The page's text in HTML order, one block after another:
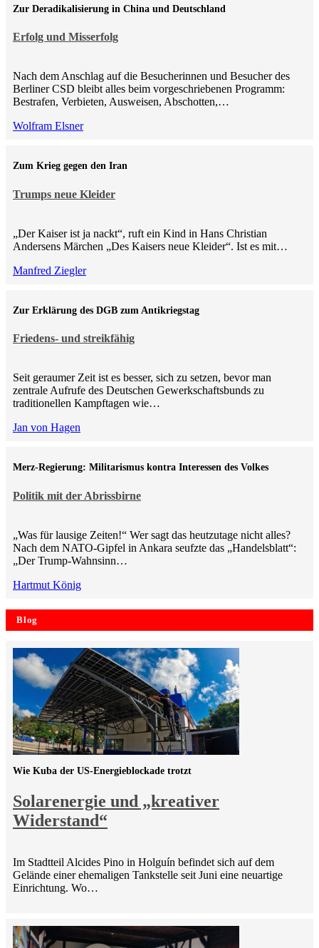
Erfolg und Misserfolg
Zur Deradikalisierung in China und Deutschland
Nach dem Anschlag auf die Besucherinnen und Besucher des
Berliner CSD bleibt alles beim vorgeschriebenen Programm:
Bestrafen, Verbieten, Ausweisen, Abschotten,…
Wolfram Elsner
Trumps neue Kleider
Zum Krieg gegen den Iran
„Der Kaiser ist ja nackt“, ruft ein Kind in Hans Christian
Andersens Märchen „Des Kaisers neue Kleider“. Ist es mit…
Manfred Ziegler
Friedens- und streikfähig
Zur Erklärung des DGB zum Antikriegstag
Seit geraumer Zeit ist es besser, sich zu setzen, bevor man
zentrale Aufrufe des Deutschen Gewerkschaftsbunds zu
traditionellen Kampftagen wie…
Jan von Hagen
Politik mit der Abrissbirne
Merz-Regierung: Militarismus kontra Inte­ressen des Volkes
„Was für lausige Zeiten!“ Wer sagt das heutzutage nicht alles?
Nach dem NATO-Gipfel in Ankara seufzte das „Handelsblatt“:
„Der Trump-Wahnsinn…
Hartmut König
Blog
Solarenergie und „kreativer
Widerstand“
Wie Kuba der US-Energieblockade trotzt
Im Stadtteil Alcides Pino in Holguín befindet sich auf dem
Gelände einer ehemaligen Tankstelle seit Juni eine neuartige
Einrichtung. Wo…